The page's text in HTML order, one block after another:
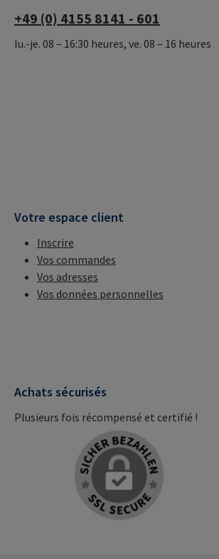
+49 (0) 4155 8141 - 601
lu.-je. 08 – 16:30 heures, ve. 08 – 16 heures
Votre espace client
Inscrire
Vos commandes
Vos adresses
Vos données personnelles
Achats sécurisés
Plusieurs fois récompensé et certifié !